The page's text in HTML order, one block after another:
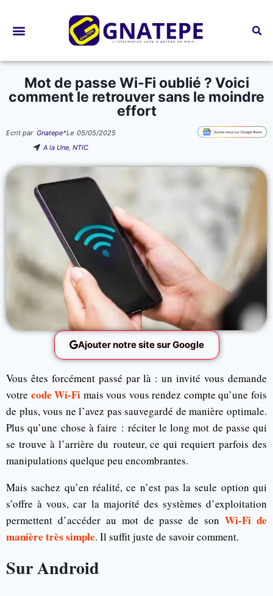
Mot de passe Wi-Fi oublié ? Voici
comment le retrouver sans le moindre
effort
Ecrit par Gnatepe*Le 05/05/2025
A la Une,NTIC
Ajouter notre site sur Google
Vous êtes forcément passé par là : un invité vous demande
votre code Wi-Fi mais vous vous rendez compte qu’une fois
de plus, vous ne l’avez pas sauvegardé de manière optimale.
Plus qu’une chose à faire : réciter le long mot de passe qui
se trouve à l’arrière du routeur, ce qui requiert parfois des
manipulations quelque peu encombrantes.
Mais sachez qu’en réalité, ce n’est pas la seule option qui
s’offre à vous, car la majorité des systèmes d’exploitation
permettent d’accéder au mot de passe de sonWi-Fi de
manière très simple. Il suffit juste de savoir comment.
Sur Android